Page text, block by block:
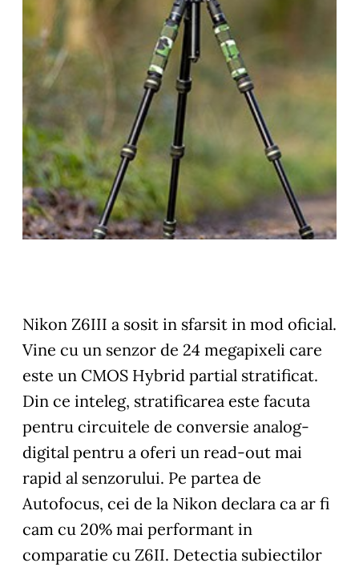
Nikon Z6III a sosit in sfarsit in mod oficial.
Vine cu un senzor de 24 megapixeli care
este un CMOS Hybrid partial stratificat.
Din ce inteleg, stratificarea este facuta
pentru circuitele de conversie analog-
digital pentru a oferi un read-out mai
rapid al senzorului. Pe partea de
Autofocus, cei de la Nikon declara ca ar fi
cam cu 20% mai performant in
comparatie cu Z6II. Detectia subiectilor